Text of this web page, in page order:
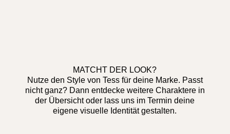
MATCHT DER LOOK?
Nutze den Style von Tess für deine Marke. Passt
nicht ganz? Dann entdecke weitere Charaktere in
der Übersicht oder lass uns im Termin deine
eigene visuelle Identität gestalten.